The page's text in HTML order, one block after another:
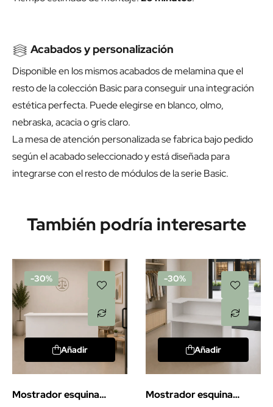
Acabados y personalización
Disponible en los mismos acabados de melamina que el
resto de la colección Basic para conseguir una integración
estética perfecta. Puede elegirse en blanco, olmo,
nebraska, acacia o gris claro.
La mesa de atención personalizada se fabrica bajo pedido
según el acabado seleccionado y está diseñada para
integrarse con el resto de módulos de la serie Basic.
También podría interesarte
-30%
Añadir
Mostrador esquina
-30%
Añadir
Mostrador esquina